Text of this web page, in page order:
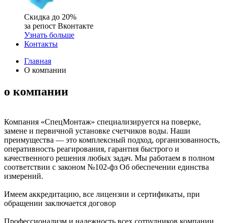
Скидка до 20%
за репост Вконтакте
Узнать больше
Контакты
Главная
О компании
о компании
Компания «СпецМонтаж» специализируется на поверке,
замене и первичной установке счетчиков воды. Наши
преимущества — это комплексный подход, организованность,
оперативность реагирования, гарантия быстрого и
качественного решения любых задач. Мы работаем в полном
соответствии с законом №102-фз Об обеспечении единства
измерений.
Имеем аккредитацию, все лицензии и сертификаты, при
обращении заключается договор
Профессионализм и надежность всех сотрудников компании